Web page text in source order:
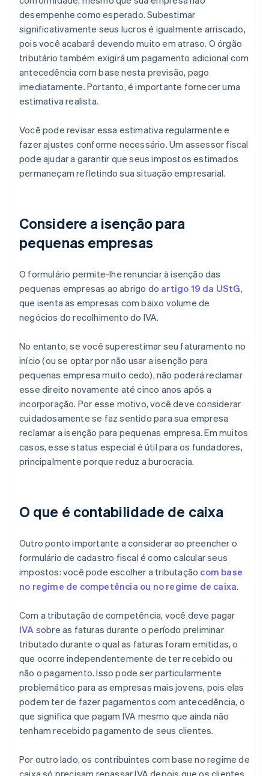
desempenhe como esperado. Subestimar
significativamente seus lucros é igualmente arriscado,
pois você acabará devendo muito em atraso. O órgão
tributário também exigirá um pagamento adicional com
antecedência com base nesta previsão, pago
imediatamente. Portanto, é importante fornecer uma
estimativa realista.
Você pode revisar essa estimativa regularmente e
fazer ajustes conforme necessário. Um assessor fiscal
pode ajudar a garantir que seus impostos estimados
permaneçam refletindo sua situação empresarial.
Considere a isenção para
pequenas empresas
O formulário permite-lhe renunciar à isenção das
pequenas empresas ao abrigo do artigo 19 da UStG,
que isenta as empresas com baixo volume de
negócios do recolhimento do IVA.
No entanto, se você superestimar seu faturamento no
início (ou se optar por não usar a isenção para
pequenas empresa muito cedo), não poderá reclamar
esse direito novamente até cinco anos após a
incorporação. Por esse motivo, você deve considerar
cuidadosamente se faz sentido para sua empresa
reclamar a isenção para pequenas empresa. Em muitos
casos, esse status especial é útil para os fundadores,
principalmente porque reduz a burocracia.
O que é contabilidade de caixa
Outro ponto importante a considerar ao preencher o
formulário de cadastro fiscal é como calcular seus
impostos: você pode escolher a tributação com base
no regime de competência ou no regime de caixa.
Com a tributação de competência, você deve pagar
IVA sobre as faturas durante o período preliminar
tributado durante o qual as faturas foram emitidas, o
que ocorre independentemente de ter recebido ou
não o pagamento. Isso pode ser particularmente
problemático para as empresas mais jovens, pois elas
podem ter de fazer pagamentos com antecedência, o
que significa que pagam IVA mesmo que ainda não
tenham recebido pagamento de seus clientes.
Por outro lado, os contribuintes com base no regime de